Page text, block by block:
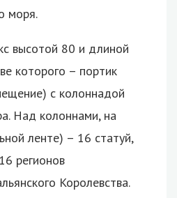
моря.
высотой 80 и длиной
которого – портик
с колоннадой
Над колоннами, на
ленте) – 16 статуй,
регионов
Королевства.